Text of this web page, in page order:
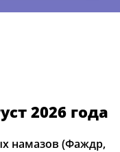
2026 года
намазов (Фаждр,